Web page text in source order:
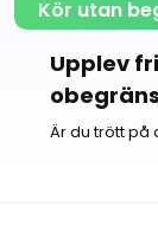
Kör utan
Upplev
utforska
Är du trött på